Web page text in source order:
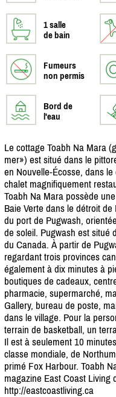
1 salle
de bain
Fumeurs
non permis
Bord de
l'eau
Le cottage Toabh Na Mara
mer») est situé dans le
en Nouvelle-Écosse, dans
chalet magnifiquement
Toabh Na Mara possède
Baie Verte dans le détroit
du port de Pugwash,
de soleil. Pugwash est situé
du Canada. À partir de
regardant trois provinces
également à dix minutes à
boutiques de cadeaux,
pharmacie, supermarché,
Gallery, bureau de poste,
dans le village. Pour la
terrain de basketball, un
Il est à seulement 10
classe mondiale, de
primé Fox Harbour. Toabh
magazine East Coast Living
http://eastcoastliving.ca